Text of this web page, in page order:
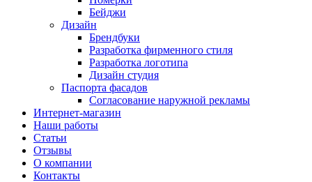
Бейджи
Дизайн
Брендбуки
Разработка фирменного стиля
Разработка логотипа
Дизайн студия
Паспорта фасадов
Согласование наружной рекламы
Интернет-магазин
Наши работы
Статьи
Отзывы
О компании
Контакты